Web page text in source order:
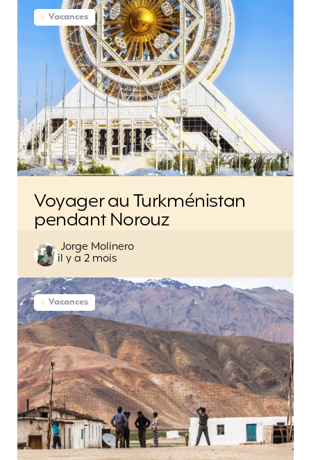
Vacances
Voyager au Turkménistan
pendant Norouz
Posted
by
Jorge Molinero
il y a 2 mois
Vacances